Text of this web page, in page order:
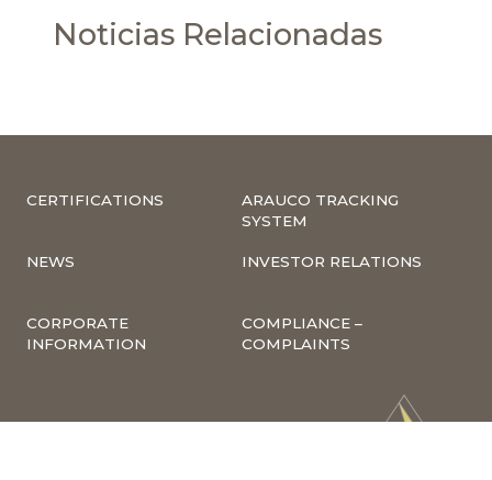
Noticias Relacionadas
CERTIFICATIONS
ARAUCO TRACKING
SYSTEM
NEWS INVESTOR RELATIONS
CORPORATE
INFORMATION
COMPLIANCE –
COMPLAINTS